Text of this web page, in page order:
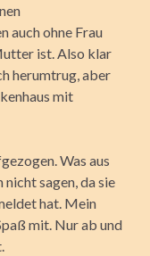
auch ohne Frau
ist. Also klar
herumtrug, aber
mit
Was aus
sagen, da sie
hat. Mein
mit. Nur ab und